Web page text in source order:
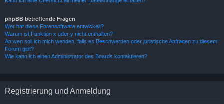
phpBB betreffende Fragen
Wer hat diese Forensoftware entwickelt?
Warum ist Funktion x oder y nicht enthalten?
An wen soll ich mich wenden, falls es Beschwerden oder juristische Anfragen zu diesem
Forum gibt?
Wie kann ich einen Administrator des Boards kontaktieren?
Registrierung und Anmeldung